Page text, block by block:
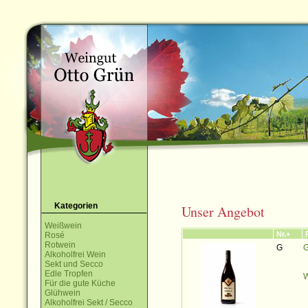
Kategorien
Weißwein
Rosé
Rotwein
Alkoholfrei Wein
Sekt und Secco
Edle Tropfen
Für die gute Küche
Glühwein
Alkoholfrei Sekt / Secco
Unser Angebot
Nr.+
G